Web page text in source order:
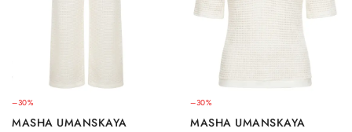
–30%
MASHA UMANSKAYA
–30%
MASHA UMANSKAYA